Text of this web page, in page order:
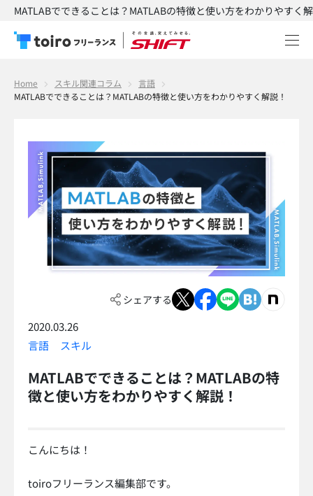
MATLABでできることは？MATLABの特徴と使い方をわかりやすく
Home スキル関連コラム
言語
MATLABでできることは？MATLABの特徴と使い方をわかりやすく解説！
シェアする
2020.03.26
言語
スキル
MATLABでできることは？MATLABの特
徴と使い方をわかりやすく解説！
こんにちは！
toiroフリーランス編集部です。